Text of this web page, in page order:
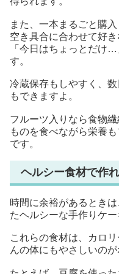
また、一本まるごと購
空き具合に合わせて好
「今日はちょっとだけ
す。
冷蔵保存もしやすく、
もできますよ。
フルーツ入りなら食物
ものを食べながら栄養
です。
ヘルシー食材で作
時間に余裕があるとき
たヘルシーな手作りケー
これらの食材は、カロ
んの体にもやさしいのが